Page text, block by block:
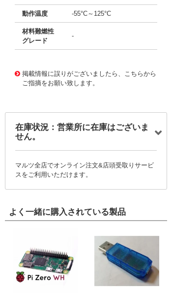
動作温度 -55°C～125°C
材料難燃性
グレード
-
掲載情報に誤りがございましたら、こちらから
ご指摘をお願い致します。
在庫状況：営業所に在庫はございま
せん。
マルツ全店でオンライン注文&店頭受取りサービ
スをご利用いただけます。
よく一緒に購入されている製品